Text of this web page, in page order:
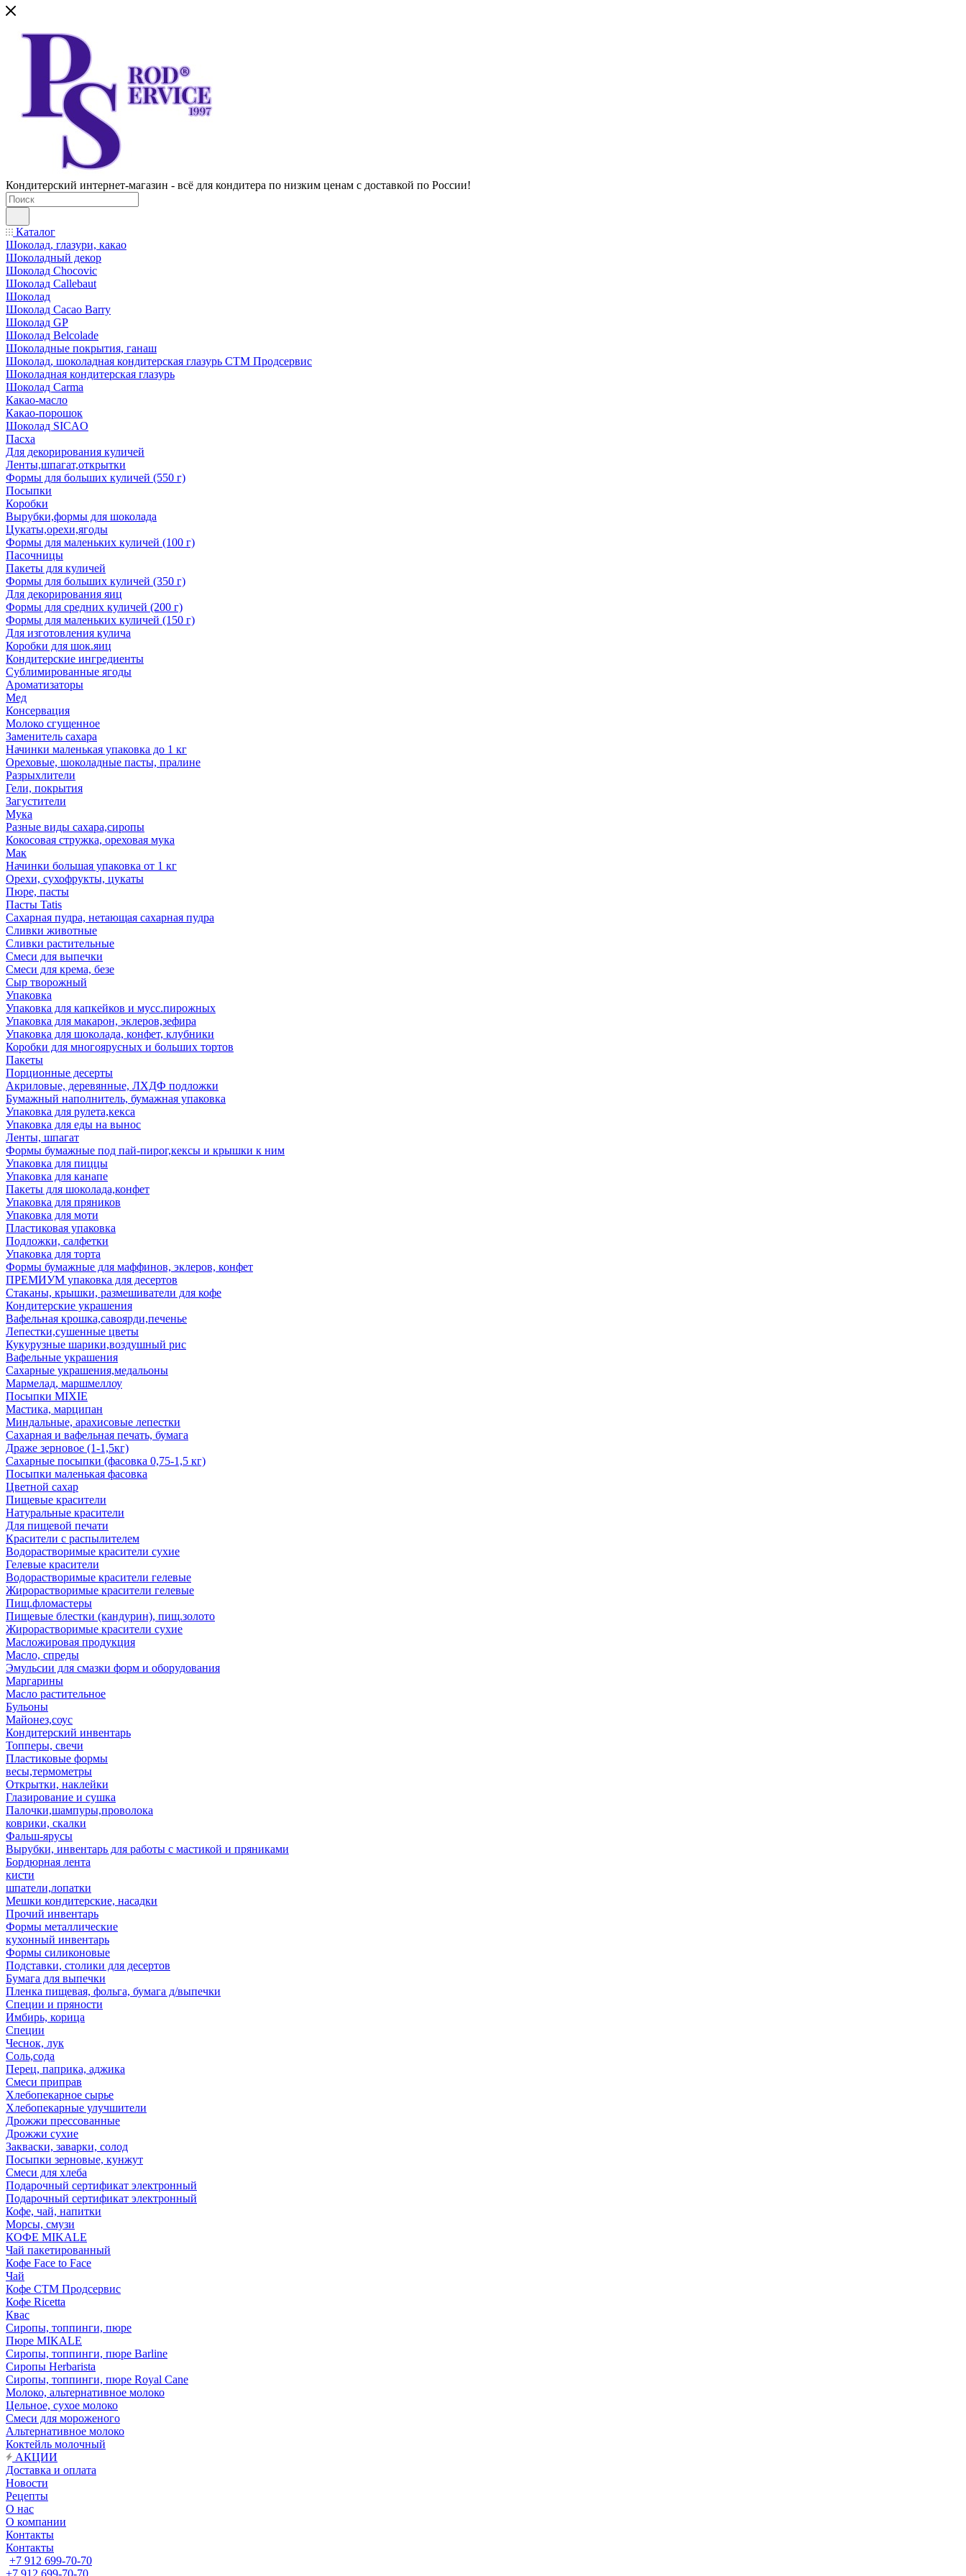
Кондитерский интернет-магазин - всё для кондитера по низким ценам с доставкой по России!
Каталог
Шоколад, глазури, какао
Шоколадный декор
Шоколад Chocovic
Шоколад Callebaut
Шоколад
Шоколад Cacao Barry
Шоколад GP
Шоколад Belcolade
Шоколадные покрытия, ганаш
Шоколад, шоколадная кондитерская глазурь СТМ Продсервис
Шоколадная кондитерская глазурь
Шоколад Carma
Какао-масло
Какао-порошок
Шоколад SICAO
Пасха
Для декорирования куличей
Ленты,шпагат,открытки
Формы для больших куличей (550 г)
Посыпки
Коробки
Вырубки,формы для шоколада
Цукаты,орехи,ягоды
Формы для маленьких куличей (100 г)
Пасочницы
Пакеты для куличей
Формы для больших куличей (350 г)
Для декорирования яиц
Формы для средних куличей (200 г)
Формы для маленьких куличей (150 г)
Для изготовления кулича
Коробки для шок.яиц
Кондитерские ингредиенты
Сублимированные ягоды
Ароматизаторы
Мед
Консервация
Молоко сгущенное
Заменитель сахара
Начинки маленькая упаковка до 1 кг
Ореховые, шоколадные пасты, пралине
Разрыхлители
Гели, покрытия
Загустители
Мука
Разные виды сахара,сиропы
Кокосовая стружка, ореховая мука
Мак
Начинки большая упаковка от 1 кг
Орехи, сухофрукты, цукаты
Пюре, пасты
Пасты Tatis
Сахарная пудра, нетающая сахарная пудра
Сливки животные
Сливки растительные
Смеси для выпечки
Смеси для крема, безе
Сыр творожный
Упаковка
Упаковка для капкейков и мусс.пирожных
Упаковка для макарон, эклеров,зефира
Упаковка для шоколада, конфет, клубники
Коробки для многоярусных и больших тортов
Пакеты
Порционные десерты
Акриловые, деревянные, ЛХДФ подложки
Бумажный наполнитель, бумажная упаковка
Упаковка для рулета,кекса
Упаковка для еды на вынос
Ленты, шпагат
Формы бумажные под пай-пирог,кексы и крышки к ним
Упаковка для пиццы
Упаковка для канапе
Пакеты для шоколада,конфет
Упаковка для пряников
Упаковка для моти
Пластиковая упаковка
Подложки, салфетки
Упаковка для торта
Формы бумажные для маффинов, эклеров, конфет
ПРЕМИУМ упаковка для десертов
Стаканы, крышки, размешиватели для кофе
Кондитерские украшения
Вафельная крошка,савоярди,печенье
Лепестки,сушенные цветы
Кукурузные шарики,воздушный рис
Вафельные украшения
Сахарные украшения,медальоны
Мармелад, маршмеллоу
Посыпки MIXIE
Мастика, марципан
Миндальные, арахисовые лепестки
Сахарная и вафельная печать, бумага
Драже зерновое (1-1,5кг)
Сахарные посыпки (фасовка 0,75-1,5 кг)
Посыпки маленькая фасовка
Цветной сахар
Пищевые красители
Натуральные красители
Для пищевой печати
Красители с распылителем
Водорастворимые красители сухие
Гелевые красители
Водорастворимые красители гелевые
Жирорастворимые красители гелевые
Пищ.фломастеры
Пищевые блестки (кандурин), пищ.золото
Жирорастворимые красители сухие
Масложировая продукция
Масло, спреды
Эмульсии для смазки форм и оборудования
Маргарины
Масло растительное
Бульоны
Майонез,соус
Кондитерский инвентарь
Топперы, свечи
Пластиковые формы
весы,термометры
Открытки, наклейки
Глазирование и сушка
Палочки,шампуры,проволока
коврики, скалки
Фальш-ярусы
Вырубки, инвентарь для работы с мастикой и пряниками
Бордюрная лента
кисти
шпатели,лопатки
Мешки кондитерские, насадки
Прочий инвентарь
Формы металлические
кухонный инвентарь
Формы силиконовые
Подставки, столики для десертов
Бумага для выпечки
Пленка пищевая, фольга, бумага д/выпечки
Специи и пряности
Имбирь, корица
Специи
Чеснок, лук
Соль,сода
Перец, паприка, аджика
Смеси приправ
Хлебопекарное сырье
Хлебопекарные улучшители
Дрожжи прессованные
Дрожжи сухие
Закваски, заварки, солод
Посыпки зерновые, кунжут
Смеси для хлеба
Подарочный сертификат электронный
Подарочный сертификат электронный
Кофе, чай, напитки
Морсы, смузи
КОФЕ MIKALE
Чай пакетированный
Кофе Face to Face
Чай
Кофе СТМ Продсервис
Кофе Ricetta
Квас
Сиропы, топпинги, пюре
Пюре MIKALE
Сиропы, топпинги, пюре Barline
Сиропы Herbarista
Сиропы, топпинги, пюре Royal Cane
Молоко, альтернативное молоко
Цельное, сухое молоко
Смеси для мороженого
Альтернативное молоко
Коктейль молочный
АКЦИИ
Доставка и оплата
Новости
Рецепты
О нас
О компании
Контакты
Контакты
+7 912 699-70-70
+7 912 699-70-70